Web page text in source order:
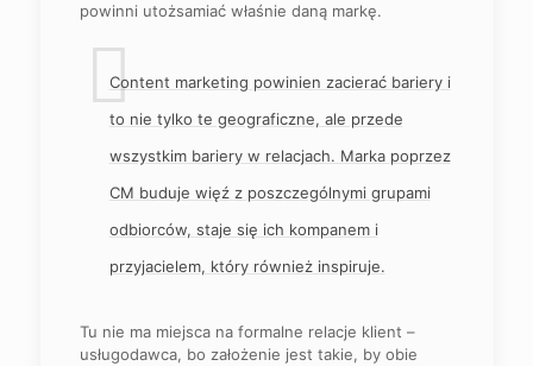
powinni utożsamiać właśnie daną markę.
Content marketing powinien zacierać bariery i
to nie tylko te geograficzne, ale przede
wszystkim bariery w relacjach. Marka poprzez
CM buduje więź z poszczególnymi grupami
odbiorców, staje się ich kompanem i
przyjacielem, który również inspiruje.
Tu nie ma miejsca na formalne relacje klient –
usługodawca, bo założenie jest takie, by obie